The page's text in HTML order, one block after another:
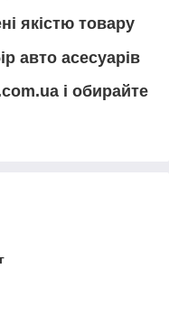
якістю товару
авто асесуарів
і обирайте